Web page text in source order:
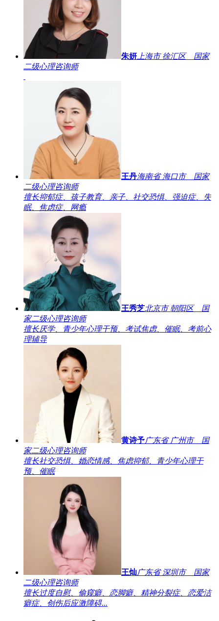
朱妍上海市 徐汇区 国家
二级心理咨询师
王丹海南省 海口市 国家
二级心理咨询师
擅长抑郁症、孩子教育、亲子、社交恐惧、强迫症、失
眠、焦虑症、网瘾
王秀芝北京市 朝阳区 国
家二级心理咨询师
擅长厌学、青少年心理干预、考试焦虑、催眠、考前心
理辅导
黄诗予广东省 广州市 国
家二级心理咨询师
擅长社交恐惧、婚恋情感、焦虑抑郁、青少年心理干
预、催眠
王灿广东省 深圳市 国家
二级心理咨询师
擅长过度自慰、偷窥癖、恋脚癖、精神分裂症、恋爱洁
癖症、创伤后应激障碍...